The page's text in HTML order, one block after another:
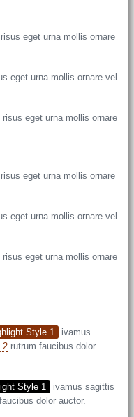
eget urna mollis ornare
eget urna mollis ornare vel
eget urna mollis ornare
eget urna mollis ornare
eget urna mollis ornare vel
eget urna mollis ornare
Style 1
ivamus
2rutrum faucibus dolor
Style 1
ivamus sagittis
dolor auctor.